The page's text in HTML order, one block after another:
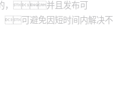
的，并且发布可
可避免因短时间内解决不